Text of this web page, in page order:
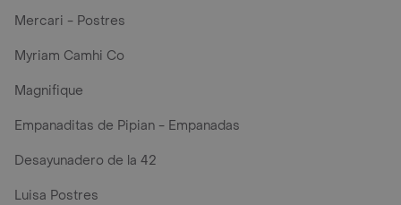
Mercari - Postres
Myriam Camhi Co
Magnifique
Empanaditas de Pipian - Empanadas
Desayunadero de la 42
Luisa Postres